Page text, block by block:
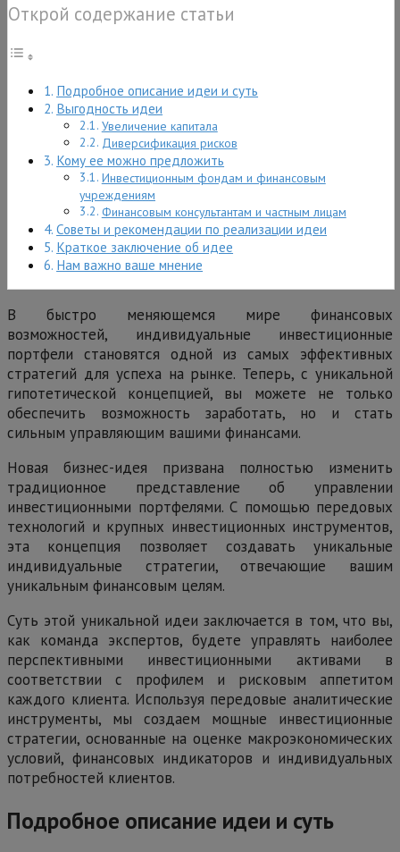
Открой содержание статьи
Подробное описание идеи и суть
Выгодность идеи
Увеличение капитала
Диверсификация рисков
Кому ее можно предложить
Инвестиционным фондам и финансовым
учреждениям
Финансовым консультантам и частным лицам
Советы и рекомендации по реализации идеи
Краткое заключение об идее
Нам важно ваше мнение
В быстро меняющемся мире финансовых
возможностей, индивидуальные инвестиционные
портфели становятся одной из самых эффективных
стратегий для успеха на рынке. Теперь, с уникальной
гипотетической концепцией, вы можете не только
обеспечить возможность заработать, но и стать
сильным управляющим вашими финансами.
Новая бизнес-идея призвана полностью изменить
традиционное представление об управлении
инвестиционными портфелями. С помощью передовых
технологий и крупных инвестиционных инструментов,
эта концепция позволяет создавать уникальные
индивидуальные стратегии, отвечающие вашим
уникальным финансовым целям.
Суть этой уникальной идеи заключается в том, что вы,
как команда экспертов, будете управлять наиболее
перспективными инвестиционными активами в
соответствии с профилем и рисковым аппетитом
каждого клиента. Используя передовые аналитические
инструменты, мы создаем мощные инвестиционные
стратегии, основанные на оценке макроэкономических
условий, финансовых индикаторов и индивидуальных
потребностей клиентов.
Подробное описание идеи и суть